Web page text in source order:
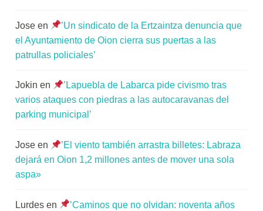
Jose en
’Un sindicato de la Ertzaintza denuncia que
el Ayuntamiento de Oion cierra sus puertas a las
patrullas policiales’
Jokin en
’Lapuebla de Labarca pide civismo tras
varios ataques con piedras a las autocaravanas del
parking municipal’
Jose en
’El viento también arrastra billetes: Labraza
dejará en Oion 1,2 millones antes de mover una sola
aspa»
Lurdes en
’Caminos que no olvidan: noventa años